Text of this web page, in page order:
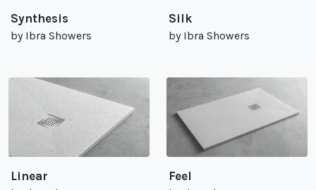
Synthesis
by Ibra Showers
Silk
by Ibra Showers
Linear Feel